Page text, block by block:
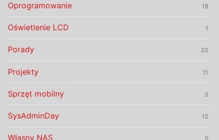
Oprogramowanie 18
Oświetlenie LCD 1
Porady 23
Projekty 11
Sprzęt mobilny 3
SysAdminDay 12
Własny NAS 5